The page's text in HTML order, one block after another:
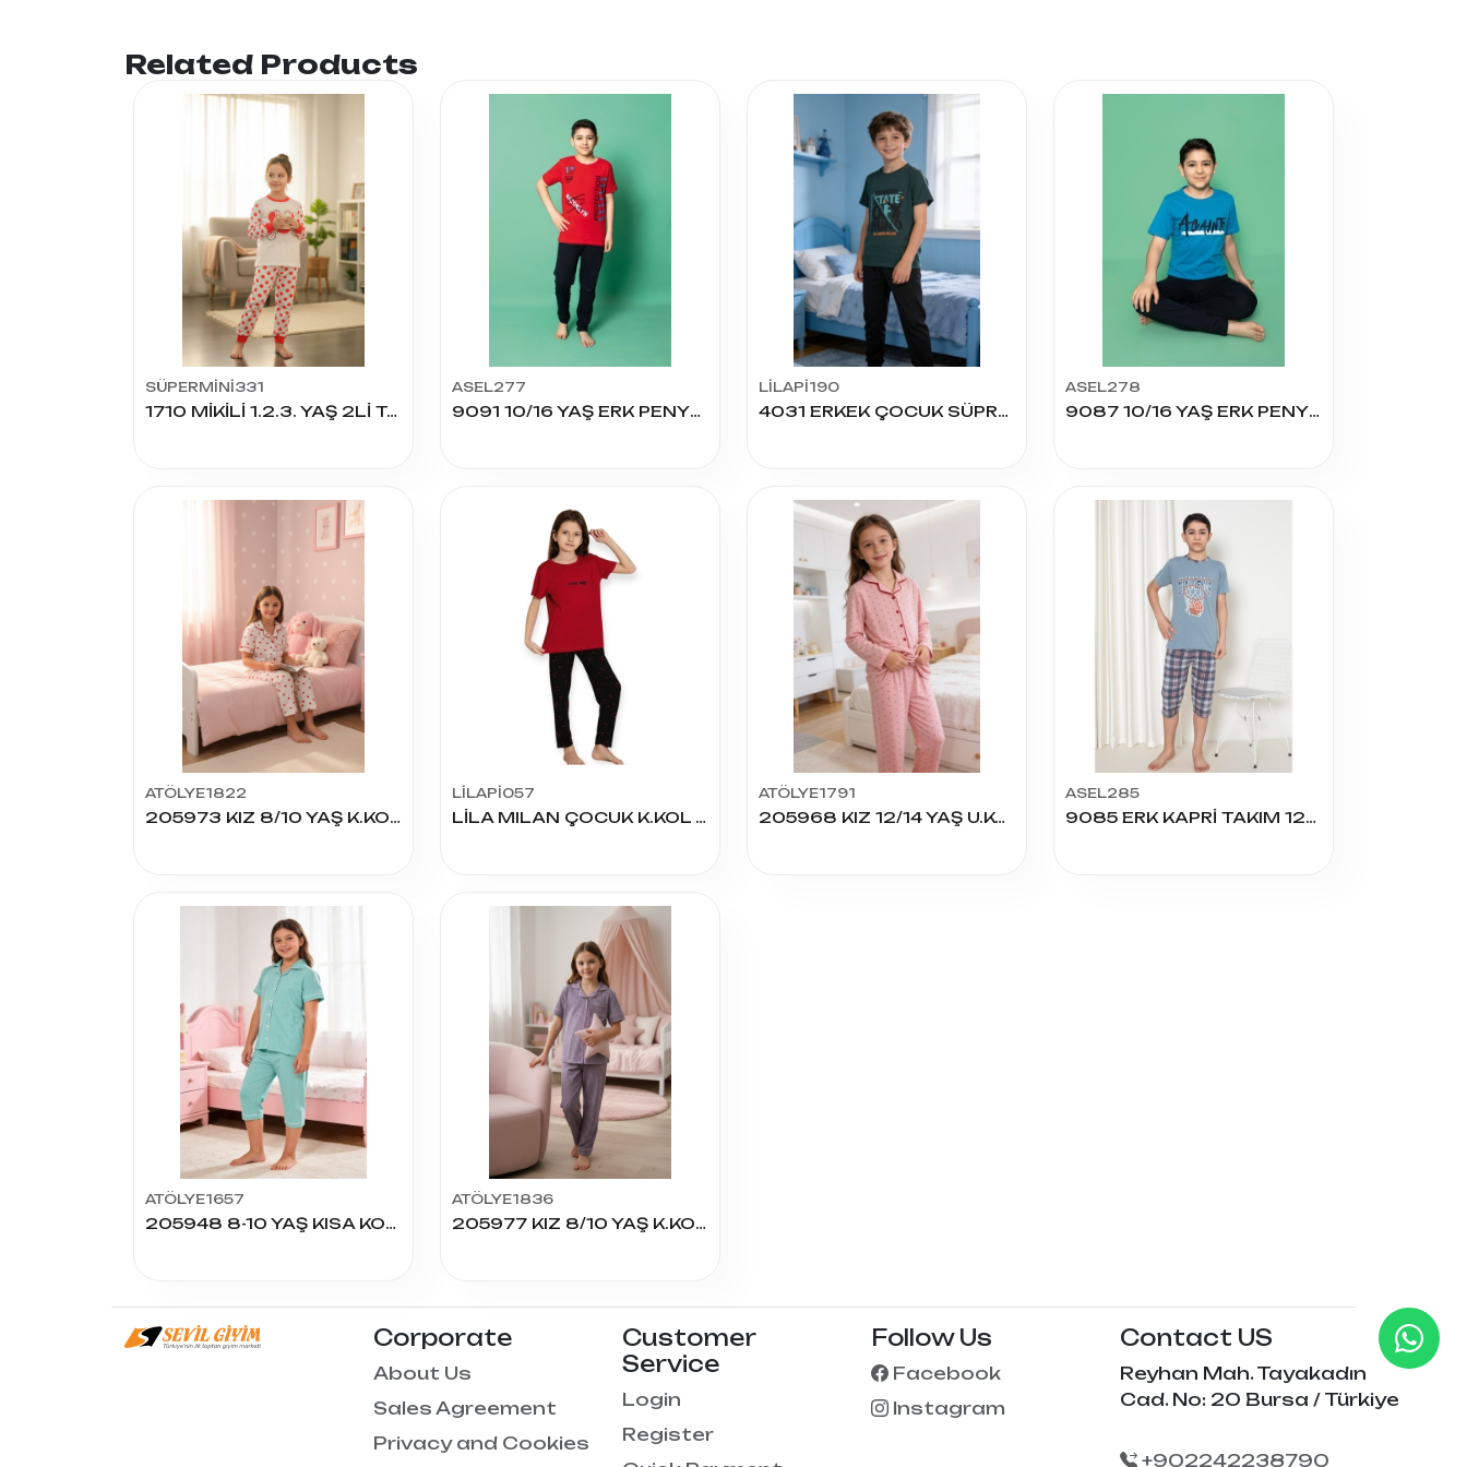
Related Products
SÜPERMİNİ331
1710 MİKİLİ 1.2.3. YAŞ 2Lİ TAKIM
ASEL277
9091 10/16 YAŞ ERK PENYE K.KOL PİJAMA TK
LİLAPİ190
4031 ERKEK ÇOCUK SÜPREM K.KOL PİJAMA TAKIM
ASEL278
9087 10/16 YAŞ ERK PENYE K.KOL PİJAMA TK
ATÖLYE1822
205973 KIZ 8/10 YAŞ K.KOL PİJAMA TAKIM
LİLAPİ057
LİLA MILAN ÇOCUK K.KOL PİJAMA TAKIM
ATÖLYE1791
205968 KIZ 12/14 YAŞ U.KOL PİJAMA TAKIM
ASEL285
9085 ERK KAPRİ TAKIM 12/16 YAŞ
ATÖLYE1657
205948 8-10 YAŞ KISA KOL BERMUDA TAKIM
ATÖLYE1836
205977 KIZ 8/10 YAŞ K.KOL PİJAMA TAKIM
Corporate
About Us
Sales Agreement
Privacy and Cookies
Customer
Service
Login
Register
Follow Us
Facebook
Instagram
Contact US
Reyhan Mah. Tayakadın
Cad. No: 20 Bursa / Türkiye
+902242238790